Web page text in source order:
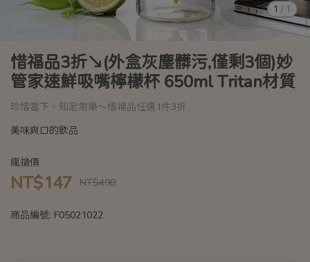
1 / 1
惜福品3折↘(外盒灰塵髒污,僅剩3個)妙
管家速鮮吸嘴檸檬杯 650ml Tritan材質
珍惜當下，知足常樂～惜福品任選1件3折
美味爽口的飲品
瘋搶價
NT$147 NT$490
商品編號: F05021022